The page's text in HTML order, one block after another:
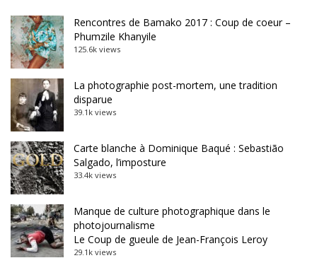
Rencontres de Bamako 2017 : Coup de coeur –
Phumzile Khanyile
125.6k views
La photographie post-mortem, une tradition
disparue
39.1k views
Carte blanche à Dominique Baqué : Sebastião
Salgado, l’imposture
33.4k views
Manque de culture photographique dans le
photojournalisme
Le Coup de gueule de Jean-François Leroy
29.1k views